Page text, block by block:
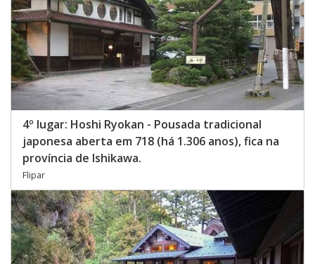
4º lugar: Hoshi Ryokan - Pousada tradicional
japonesa aberta em 718 (há 1.306 anos), fica na
província de Ishikawa.
Flipar